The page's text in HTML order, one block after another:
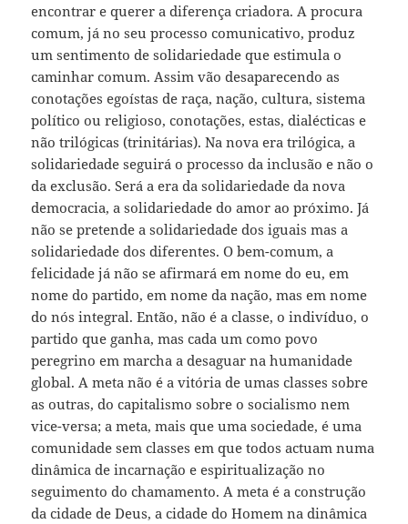
encontrar e querer a diferença criadora. A procura
comum, já no seu processo comunicativo, produz
um sentimento de solidariedade que estimula o
caminhar comum. Assim vão desaparecendo as
conotações egoístas de raça, nação, cultura, sistema
político ou religioso, conotações, estas, dialécticas e
não trilógicas (trinitárias). Na nova era trilógica, a
solidariedade seguirá o processo da inclusão e não o
da exclusão. Será a era da solidariedade da nova
democracia, a solidariedade do amor ao próximo. Já
não se pretende a solidariedade dos iguais mas a
solidariedade dos diferentes. O bem-comum, a
felicidade já não se afirmará em nome do eu, em
nome do partido, em nome da nação, mas em nome
do nós integral. Então, não é a classe, o indivíduo, o
partido que ganha, mas cada um como povo
peregrino em marcha a desaguar na humanidade
global. A meta não é a vitória de umas classes sobre
as outras, do capitalismo sobre o socialismo nem
vice-versa; a meta, mais que uma sociedade, é uma
comunidade sem classes em que todos actuam numa
dinâmica de incarnação e espiritualização no
seguimento do chamamento. A meta é a construção
da cidade de Deus, a cidade do Homem na dinâmica